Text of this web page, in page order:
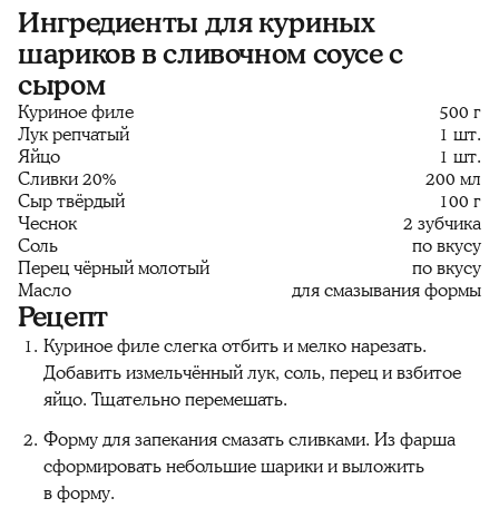
Ингредиенты для куриных
шариков в сливочном соусе с
сыром
Куриное филе
500 г
Лук репчатый
1 шт.
Яйцо
1 шт.
Сливки 20%
200 мл
Сыр твёрдый
100 г
Чеснок
2 зубчика
Соль
по вкусу
Перец чёрный молотый
по вкусу
Масло
для смазывания формы
Рецепт
Куриное филе слегка отбить и мелко нарезать.
Добавить измельчённый лук, соль, перец и взбитое
яйцо. Тщательно перемешать.
Форму для запекания смазать сливками. Из фарша
сформировать небольшие шарики и выложить
в форму.